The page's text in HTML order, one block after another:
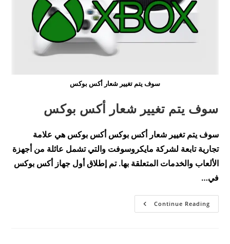
سوف يتم تغيير شعار أكس بوكس
سوف يتم تغيير شعار أكس بوكس
سوف يتم تغيير شعار أكس بوكس أكس بوكس هي علامة
تجارية تابعة لشركة مايكروسوفت والتي تشمل عائلة من أجهزة
الألعاب والخدمات المتعلقة بها. تم إطلاق أول جهاز أكس بوكس
في…
Continue Readingسوف
يتم